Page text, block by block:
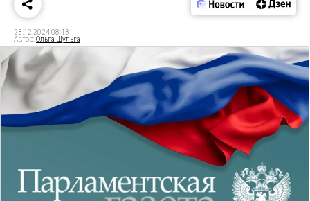
23.12.2024 08:13
Автор:Ольга Шульга